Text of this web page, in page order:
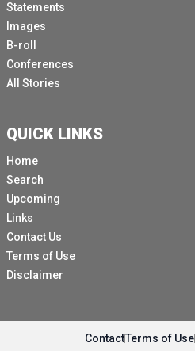
Statements
Images
B-roll
Conferences
All Stories
QUICK LINKS
Home
Search
Upcoming
Links
Contact Us
Terms of Use
Disclaimer
ContactTerms of Use